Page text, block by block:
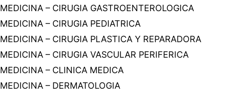
MEDICINA – CIRUGIA GASTROENTEROLOGICA
MEDICINA – CIRUGIA PEDIATRICA
MEDICINA – CIRUGIA PLASTICA Y REPARADORA
MEDICINA – CIRUGIA VASCULAR PERIFERICA
MEDICINA – CLINICA MEDICA
MEDICINA – DERMATOLOGIA